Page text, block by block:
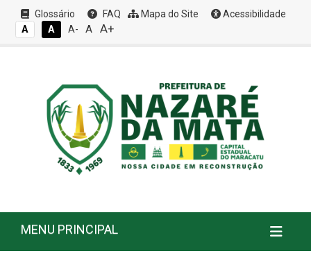
Glossário FAQ Mapa do Site
Acessibilidade
A
A A- A A+
MENU PRINCIPAL